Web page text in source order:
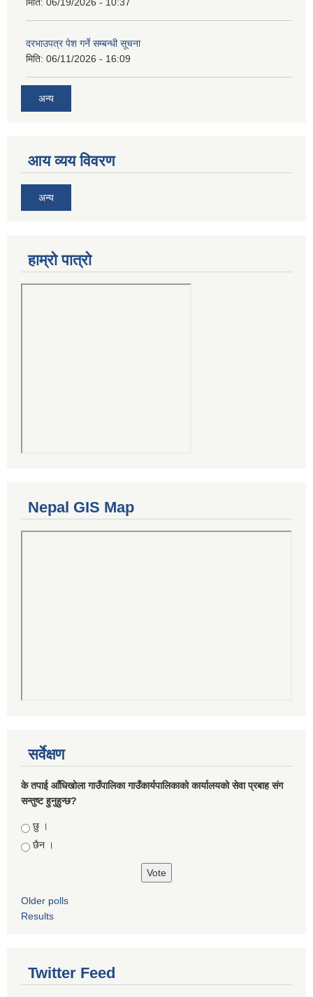
मिति: 06/19/2026 - 10:37
दरभाउपत्र पेश गर्ने सम्बन्धी सूचना
मिति: 06/11/2026 - 16:09
अन्य
आय व्यय विवरण
अन्य
हाम्रो पात्रो
Nepal GIS Map
सर्वेक्षण
के तपाई आँधिखोला गाउँपालिका गाउँकार्यपालिकाको कार्यालयको सेवा प्रबाह संग
सन्तुष्ट हुनुहुन्छ?
Choices
छु ।
छैन ।
Older polls
Results
Twitter Feed